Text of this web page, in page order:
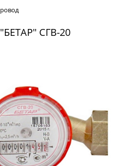
СГВ-20